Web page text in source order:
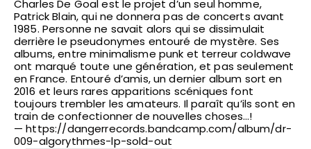
Charles De Goal est le projet d’un seul homme,
Patrick Blain, qui ne donnera pas de concerts avant
1985. Personne ne savait alors qui se dissimulait
derrière le pseudonymes entouré de mystère. Ses
albums, entre minimalisme punk et terreur coldwave
ont marqué toute une génération, et pas seulement
en France. Entouré d’amis, un dernier album sort en
2016 et leurs rares apparitions scéniques font
toujours trembler les amateurs. Il paraît qu’ils sont en
train de confectionner de nouvelles choses…!
—https://dangerrecords.bandcamp.com/album/dr-
009-algorythmes-lp-sold-out